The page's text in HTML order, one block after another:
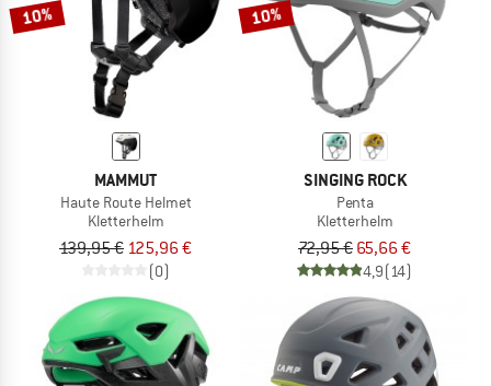
10%
MAMMUT
Haute Route Helmet
Kletterhelm
139,95 € 125,96 €
(0)
10%
SINGING ROCK
Penta
Kletterhelm
72,95 € 65,66 €
4,9(14)